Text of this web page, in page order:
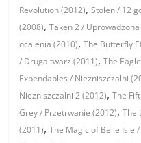
Revolution (2012),Stolen / 12
(2008),Taken 2 /
ocalenia (2010),The Butterfly
/ Druga twarz (2011),The
Expendables / Niezniszczalni
Niezniszczalni 2 (2012),The
Grey / Przetrwanie (2012),The
(2011),The Magic of Belle Isle